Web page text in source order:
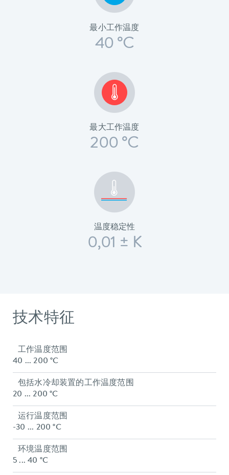
最小工作温度
40 °C
最大工作温度
200 °C
温度稳定性
0,01 ± K
技术特征
工作温度范围
40 ... 200 °C
包括水冷却装置的工作温度范围
20 ... 200 °C
运行温度范围
-30 ... 200 °C
环境温度范围
5 ... 40 °C